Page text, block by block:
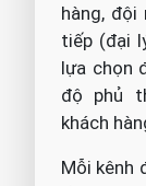
hàng, đội
tiếp (đại
lựa chọn
độ phủ
khách
Mỗi kênh